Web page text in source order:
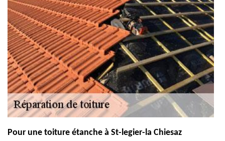
Pour une toiture étanche à St-legier-la Chiesaz